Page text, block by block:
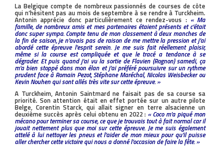
La Belgique compte de nombreux passionnés de courses de côte
qui n’hésitent pas au mois de septembre à se rendre à Turckheim.
Antonin apprécie donc particulièrement ce rendez-vous : « Ma
famille, de nombreux amis et mes partenaires étaient présents et c’était
donc super sympa. Compte tenu de mon classement à deux manches de
la fin de saison, je n’avais pas de raison de me mettre la pression et j’ai
abordé cette épreuve l’esprit serein. Je me suis fait réellement plaisir,
même si la course est compliquée et que le tracé a tendance à se
dégrader. Et puis quand j’ai vu la sortie de Flavien (Rognon) samedi, ça
m’a bien stoppé dans mon élan et j’ai préféré poursuivre sur un rythme
prudent face à Romain Pezot, Stéphane Maréchal, Nicolas Weisbecker ou
Kevin Nouhen qui sont allés très vite sur cette épreuve. »
A Turckheim, Antonin Saintmard ne faisait pas de sa course sa
priorité. Son attention était en effet portée sur un autre pilote
Belge, Corentin Starck, qui allait signer en terre alsacienne un
deuxième succès après celui obtenu en 2022 : « Coco m’a piqué mon
mécano pour terminer sa course, ce que je trouvais tout à fait normal car il
jouait nettement plus que moi sur cette épreuve. Je me suis également
attelé à lui nettoyer les pneus et l’aider de mon mieux pour qu’il puisse
aller chercher cette victoire qui nous a donné l’occasion de faire la fête. »